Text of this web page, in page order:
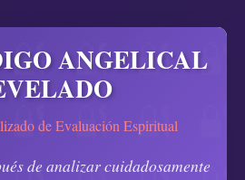
ANGELICAL
de Evaluación Espiritual
de analizar cuidadosamente